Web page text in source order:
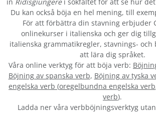
in Ridisgiungerei sökfältet för att se hur
Du kan också böja en hel mening, till
För att förbättra din stavning erbjuder
onlinekurser i italienska och ger dig
italienska grammatikregler, stavnings-
att lära dig språket.
Våra online verktyg för att böja verb:
Böjning av spanska verb, Böjning av tyska
engelska verb (oregelbundna engelska verb
verb).
Ladda ner våra verbböjningsverktyg